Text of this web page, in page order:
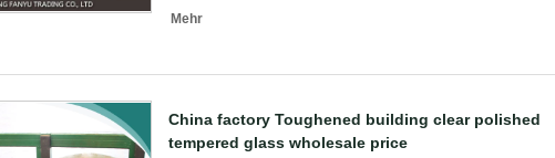
Mehr
China factory Toughened building clear polished
tempered glass wholesale price